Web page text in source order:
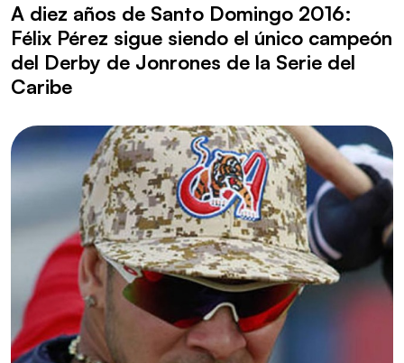
A diez años de Santo Domingo 2016:
Félix Pérez sigue siendo el único campeón
del Derby de Jonrones de la Serie del
Caribe